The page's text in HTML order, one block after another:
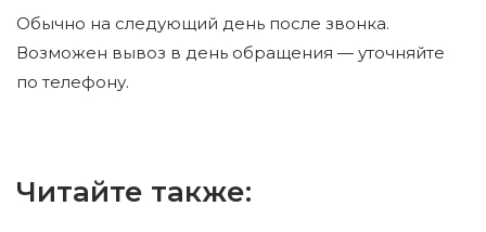
Обычно на следующий день после звонка.
Возможен вывоз в день обращения — уточняйте
по телефону.
Читайте также: